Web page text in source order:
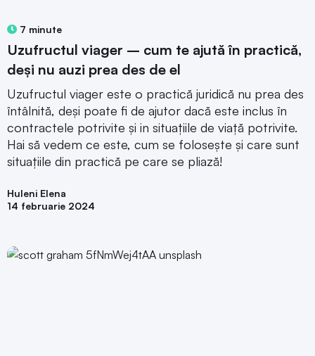
7 minute
Uzufructul viager – cum te ajută în practică,
deși nu auzi prea des de el
Uzufructul viager este o practică juridică nu prea des
întâlnită, deși poate fi de ajutor dacă este inclus în
contractele potrivite și in situațiile de viață potrivite.
Hai să vedem ce este, cum se folosește și care sunt
situațiile din practică pe care se pliază!
Huleni Elena
14 februarie 2024